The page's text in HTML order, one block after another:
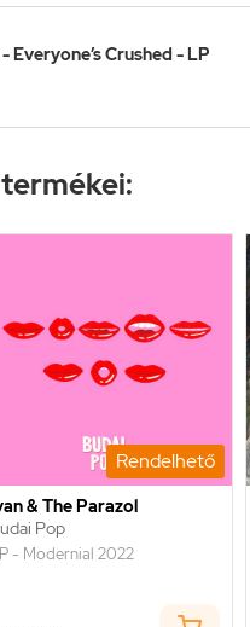
Everyone’s Crushed - LP
Rendelhető
& The Parazol
Pop
- Modernial 2022